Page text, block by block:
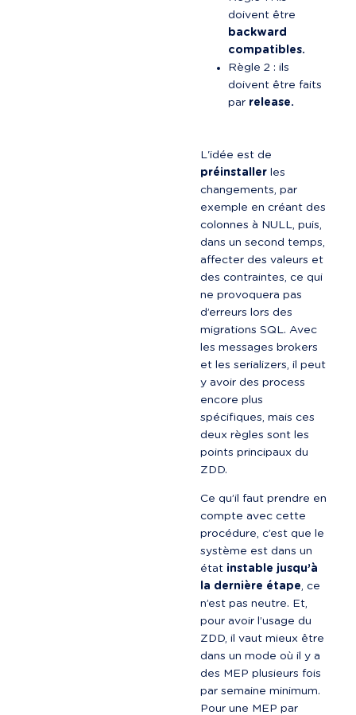
doivent être
backward
compatibles.
Règle 2 : ils
doivent être faits
par release.
L'idée est de
préinstaller les
changements, par
exemple en créant des
colonnes à NULL, puis,
dans un second temps,
affecter des valeurs et
des contraintes, ce qui
ne provoquera pas
d’erreurs lors des
migrations SQL. Avec
les messages brokers
et les serializers, il peut
y avoir des process
encore plus
spécifiques, mais ces
deux règles sont les
points principaux du
ZDD.
Ce qu’il faut prendre en
compte avec cette
procédure, c’est que le
système est dans un
état instable jusqu’à
la dernière étape, ce
n’est pas neutre. Et,
pour avoir l’usage du
ZDD, il vaut mieux être
dans un mode où il y a
des MEP plusieurs fois
par semaine minimum.
Pour une MEP par